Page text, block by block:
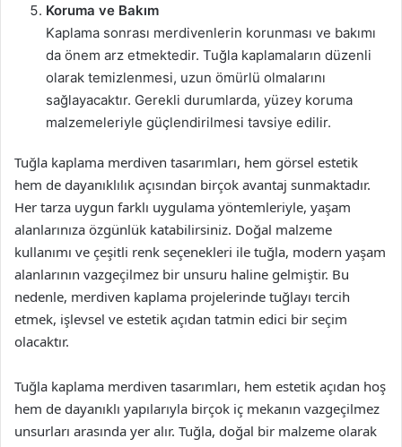
Koruma ve Bakım
Kaplama sonrası merdivenlerin korunması ve bakımı
da önem arz etmektedir. Tuğla kaplamaların düzenli
olarak temizlenmesi, uzun ömürlü olmalarını
sağlayacaktır. Gerekli durumlarda, yüzey koruma
malzemeleriyle güçlendirilmesi tavsiye edilir.
Tuğla kaplama merdiven tasarımları, hem görsel estetik
hem de dayanıklılık açısından birçok avantaj sunmaktadır.
Her tarza uygun farklı uygulama yöntemleriyle, yaşam
alanlarınıza özgünlük katabilirsiniz. Doğal malzeme
kullanımı ve çeşitli renk seçenekleri ile tuğla, modern yaşam
alanlarının vazgeçilmez bir unsuru haline gelmiştir. Bu
nedenle, merdiven kaplama projelerinde tuğlayı tercih
etmek, işlevsel ve estetik açıdan tatmin edici bir seçim
olacaktır.
Tuğla kaplama merdiven tasarımları, hem estetik açıdan hoş
hem de dayanıklı yapılarıyla birçok iç mekanın vazgeçilmez
unsurları arasında yer alır. Tuğla, doğal bir malzeme olarak